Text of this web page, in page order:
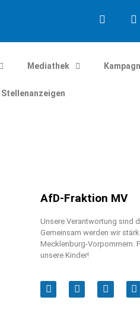
Mediathek
Stellenanzeigen
AfD-Fraktion MV
Unsere Verantwortung sind
Gemeinsam werden wir
Mecklenburg-Vorpommern.
unsere Kinder!